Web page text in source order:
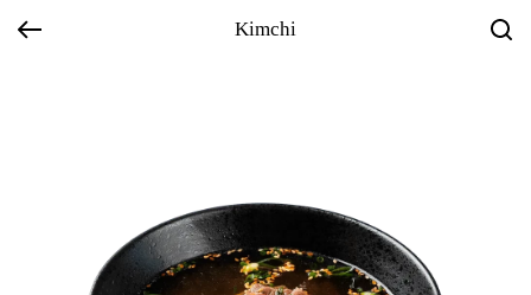
Kimchi